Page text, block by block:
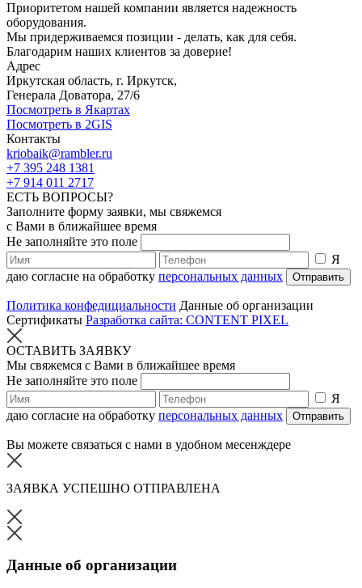
Приоритетом нашей компании является надежность
оборудования.
Мы придерживаемся позиции - делать, как для себя.
Благодарим наших клиентов за доверие!
Адрес
Иркутская область, г. Иркутск,
Генерала Доватора, 27/6
Посмотреть в Якартах
Посмотреть в 2GIS
Контакты
kriobaik@rambler.ru
+7 395 248 1381
+7 914 011 2717
ЕСТЬ ВОПРОСЫ?
Заполните форму заявки, мы свяжемся
с Вами в ближайшее время
Не заполняйте это поле
Я
даю согласие на обработку персональных данных Отправить
Политика конфедициальности Данные об организации
Сертификаты Разработка сайта: CONTENT PIXEL
ОСТАВИТЬ ЗАЯВКУ
Мы свяжемся с Вами в ближайшее время
Не заполняйте это поле
Я
даю согласие на обработку персональных данных Отправить
Вы можете связаться с нами в удобном месенждере
ЗАЯВКА УСПЕШНО ОТПРАВЛЕНА
Данные об организации